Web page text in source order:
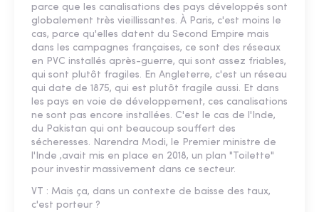
parce que les canalisations des pays développés sont
globalement très vieillissantes. À Paris, c'est moins le
cas, parce qu'elles datent du Second Empire mais
dans les campagnes françaises, ce sont des réseaux
en PVC installés après-guerre, qui sont assez friables,
qui sont plutôt fragiles. En Angleterre, c'est un réseau
qui date de 1875, qui est plutôt fragile aussi. Et dans
les pays en voie de développement, ces canalisations
ne sont pas encore installées. C'est le cas de l'Inde,
du Pakistan qui ont beaucoup souffert des
sécheresses. Narendra Modi, le Premier ministre de
l'Inde ,avait mis en place en 2018, un plan "Toilette"
pour investir massivement dans ce secteur.
VT : Mais ça, dans un contexte de baisse des taux,
c'est porteur ?